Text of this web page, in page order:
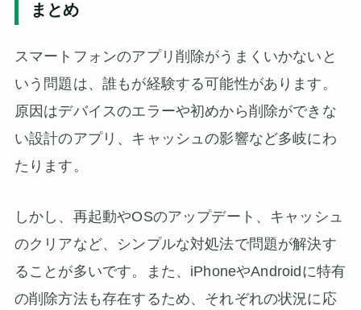
まとめ
スマートフォンのアプリ削除がうまくいかないと
いう問題は、誰もが経験する可能性があります。
原因はデバイスのエラーや初めから削除ができな
い設計のアプリ、キャッシュの影響など多岐にわ
たります。
しかし、再起動やOSのアップデート、キャッシュ
のクリアなど、シンプルな対処法で問題が解決す
ることが多いです。また、iPhoneやAndroidに特有
の削除方法も存在するため、それぞれの状況に応